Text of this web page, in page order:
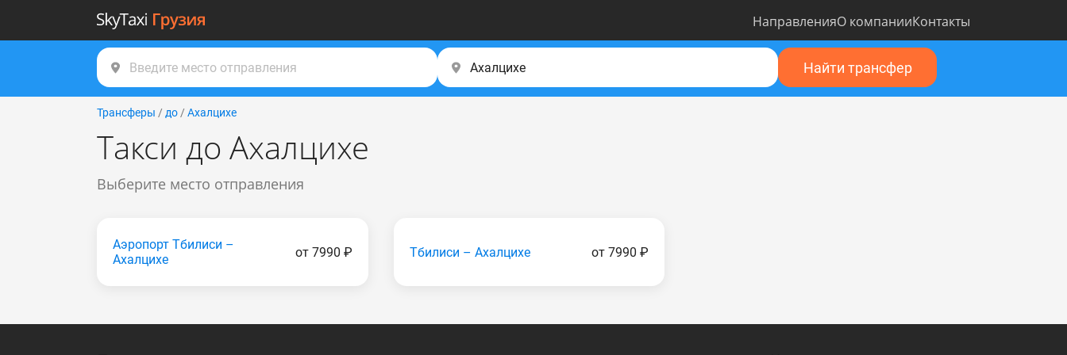
НаправленияО компанииКонтакты
Найти трансфер
Трансферы / до / Ахалцихе
Такси до Ахалцихе
Выберите место отправления
Аэропорт Тбилиси –
Ахалцихе
от 7990 ₽ Тбилиси – Ахалцихе от 7990 ₽